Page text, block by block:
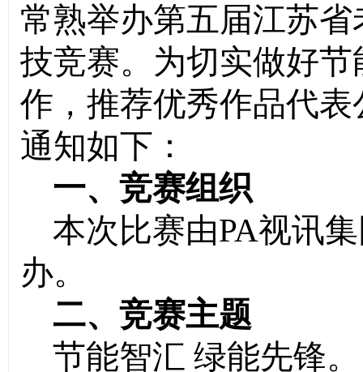
常熟举办第五届江苏
技竞赛。为切实做好
作，推荐优秀作品代
通知如下：
一、竞赛组织
本次比赛由PA视讯
办。
二、竞赛主题
节能智汇 绿能先锋。